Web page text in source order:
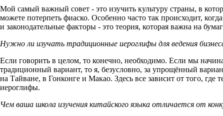
Мой самый важный совет - это изучить культуру страны, в
можете потерпеть фиаско. Особенно часто так происходит,
и законодательные факторы - это теория, которая важна на
Нужно ли изучать традиционные иероглифы для ведения
Если говорить в целом, то конечно, необходимо. Если мы
традиционный вариант, то я, безусловно, за упрощённый
на Тайване, в Гонконге и Макао. Здесь все зависит от того,
иероглифы.
Чем ваша школа изучения китайского языка отличается от